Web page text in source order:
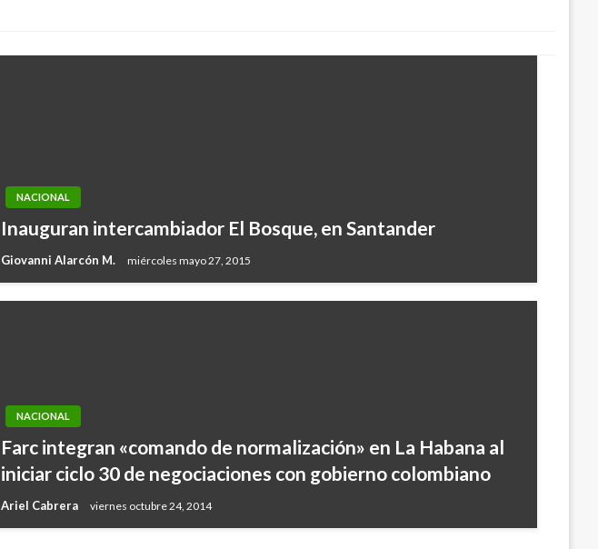
NACIONAL
Inauguran intercambiador El Bosque, en Santander
Giovanni Alarcón M. miércoles mayo 27, 2015
NACIONAL
Farc integran «comando de normalización» en La Habana al
iniciar ciclo 30 de negociaciones con gobierno colombiano
Ariel Cabrera viernes octubre 24, 2014